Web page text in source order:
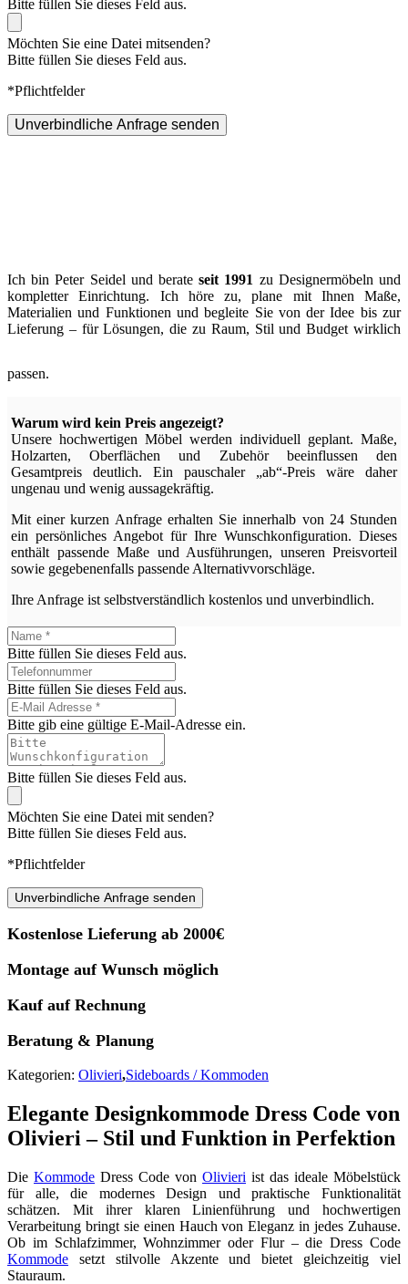
Bitte füllen Sie dieses Feld aus.
Möchten Sie eine Datei mitsenden?
Bitte füllen Sie dieses Feld aus.
*Pflichtfelder
Unverbindliche Anfrage senden
Ich bin Peter Seidel und berateseit 1991 zu Designermöbeln und
kompletter Einrichtung. Ich höre zu, plane mit Ihnen Maße,
Materialien und Funktionen und begleite Sie von der Idee bis zur
Lieferung – für Lösungen, die zu Raum, Stil und Budget wirklich
passen.
Warum wird kein Preis angezeigt?
Unsere hochwertigen Möbel werden individuell geplant. Maße,
Holzarten, Oberflächen und Zubehör beeinflussen den
Gesamtpreis deutlich. Ein pauschaler „ab“-Preis wäre daher
ungenau und wenig aussagekräftig.
Mit einer kurzen Anfrage erhalten Sie innerhalb von 24 Stunden
ein persönliches Angebot für Ihre Wunschkonfiguration. Dieses
enthält passende Maße und Ausführungen, unseren Preisvorteil
sowie gegebenenfalls passende Alternativvorschläge.
Ihre Anfrage ist selbstverständlich kostenlos und unverbindlich.
Bitte füllen Sie dieses Feld aus.
Bitte füllen Sie dieses Feld aus.
Bitte gib eine gültige E-Mail-Adresse ein.
Bitte füllen Sie dieses Feld aus.
Möchten Sie eine Datei mit senden?
Bitte füllen Sie dieses Feld aus.
*Pflichtfelder
Unverbindliche Anfrage senden
Kostenlose Lieferung ab 2000€
Montage auf Wunsch möglich
Kauf auf Rechnung
Beratung & Planung
Kategorien: Olivieri,Sideboards / Kommoden
Elegante Designkommode Dress Code von
Olivieri – Stil und Funktion in Perfektion
Die Kommode Dress Code von Olivieri ist das ideale Möbelstück
für alle, die modernes Design und praktische Funktionalität
schätzen. Mit ihrer klaren Linienführung und hochwertigen
Verarbeitung bringt sie einen Hauch von Eleganz in jedes Zuhause.
Ob im Schlafzimmer, Wohnzimmer oder Flur – die Dress Code
Kommode setzt stilvolle Akzente und bietet gleichzeitig viel
Stauraum.